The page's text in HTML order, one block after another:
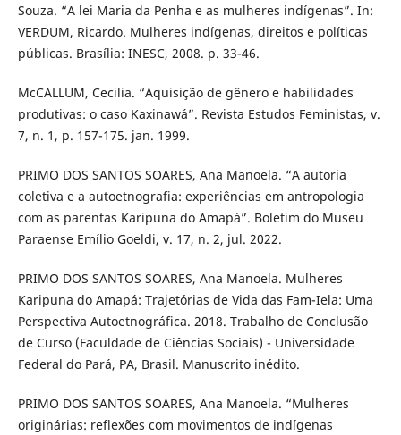
Souza. “A lei Maria da Penha e as mulheres indígenas”. In:
VERDUM, Ricardo. Mulheres indígenas, direitos e políticas
públicas. Brasília: INESC, 2008. p. 33-46.
McCALLUM, Cecilia. “Aquisição de gênero e habilidades
produtivas: o caso Kaxinawá”. Revista Estudos Feministas, v.
7, n. 1, p. 157-175. jan. 1999.
PRIMO DOS SANTOS SOARES, Ana Manoela. “A autoria
coletiva e a autoetnografia: experiências em antropologia
com as parentas Karipuna do Amapá”. Boletim do Museu
Paraense Emílio Goeldi, v. 17, n. 2, jul. 2022.
PRIMO DOS SANTOS SOARES, Ana Manoela. Mulheres
Karipuna do Amapá: Trajetórias de Vida das Fam-Iela: Uma
Perspectiva Autoetnográfica. 2018. Trabalho de Conclusão
de Curso (Faculdade de Ciências Sociais) - Universidade
Federal do Pará, PA, Brasil. Manuscrito inédito.
PRIMO DOS SANTOS SOARES, Ana Manoela. “Mulheres
originárias: reflexões com movimentos de indígenas